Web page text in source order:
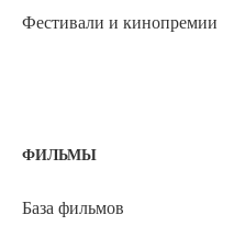
Фестивали и кинопремии
ФИЛЬМЫ
База фильмов